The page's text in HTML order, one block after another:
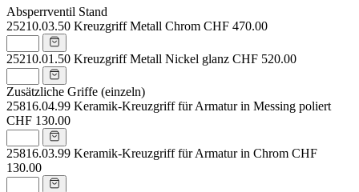
Absperrventil Stand
25210.03.50 Kreuzgriff Metall Chrom CHF 470.00
25210.01.50 Kreuzgriff Metall Nickel glanz CHF 520.00
Zusätzliche Griffe (einzeln)
25816.04.99 Keramik-Kreuzgriff für Armatur in Messing poliert
CHF 130.00
25816.03.99 Keramik-Kreuzgriff für Armatur in Chrom CHF
130.00